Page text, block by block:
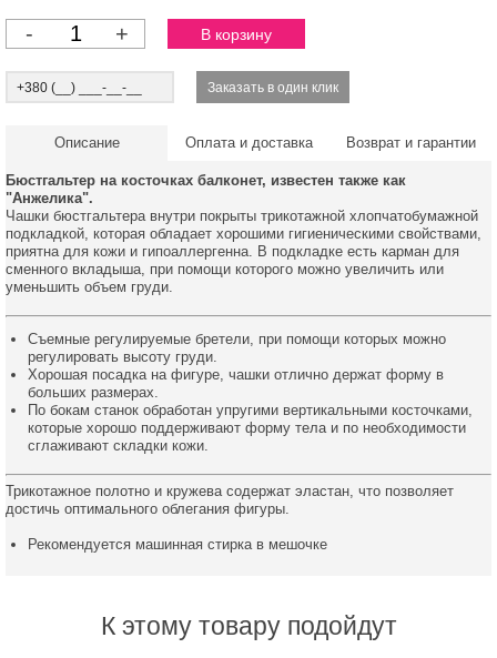
- +
Описание Оплата и доставка Возврат и гарантии
Бюстгальтер на косточках балконет, известен также как
"Анжелика".
Чашки бюстгальтера внутри покрыты трикотажной хлопчатобумажной
подкладкой, которая обладает хорошими гигиеническими свойствами,
приятна для кожи и гипоаллергенна. В подкладке есть карман для
сменного вкладыша, при помощи которого можно увеличить или
уменьшить объем груди.
Съемные регулируемые бретели, при помощи которых можно
регулировать высоту груди.
Хорошая посадка на фигуре, чашки отлично держат форму в
больших размерах.
По бокам станок обработан упругими вертикальными косточками,
которые хорошо поддерживают форму тела и по необходимости
сглаживают складки кожи.
Трикотажное полотно и кружева содержат эластан, что позволяет
достичь оптимального облегания фигуры.
Рекомендуется машинная стирка в мешочке
К этому товару подойдут